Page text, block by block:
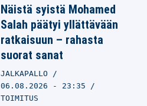
Näistä syistä Mohamed
Salah päätyi yllättävään
ratkaisuun – rahasta
suorat sanat
JALKAPALLO
06.08.2026 - 23:35
TOIMITUS